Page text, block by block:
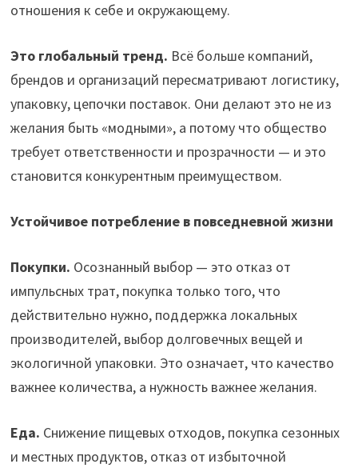
отношения к себе и окружающему.
Это глобальный тренд. Всё больше компаний,
брендов и организаций пересматривают логистику,
упаковку, цепочки поставок. Они делают это не из
желания быть «модными», а потому что общество
требует ответственности и прозрачности — и это
становится конкурентным преимуществом.
Устойчивое потребление в повседневной жизни
Покупки. Осознанный выбор — это отказ от
импульсных трат, покупка только того, что
действительно нужно, поддержка локальных
производителей, выбор долговечных вещей и
экологичной упаковки. Это означает, что качество
важнее количества, а нужность важнее желания.
Еда. Снижение пищевых отходов, покупка сезонных
и местных продуктов, отказ от избыточной